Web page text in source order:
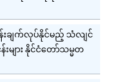
းချက်လုပ်နိုင်မည့် သံလျင်
ျား နိုင်ငံတော်သမ္မတ